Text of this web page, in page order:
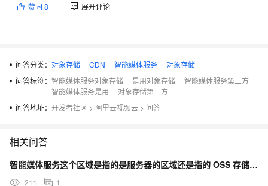
赞同 8 展开评论
问答分类： 对象存储 CDN 智能媒体服务
对象存储
问答标签： 智能媒体服务对象存储 是用对象存储
智能媒体服务第三方
智能媒体服务是用
对象存储第三方
问答地址： 开发者社区 > 阿里云视频云 > 问答
相关问答
智能媒体服务这个区域是指的是服务器的区域还是指的 OSS 存储桶的还是别的？
211 1